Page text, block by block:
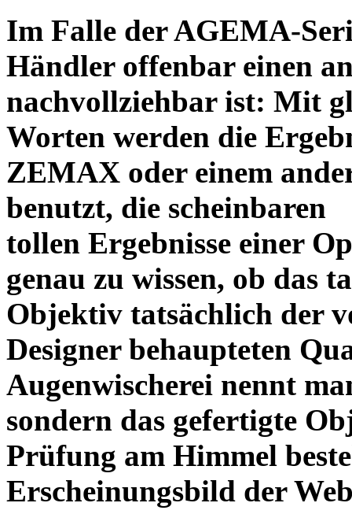
Im Falle der AGEMA-
Händler offenbar einen
nachvollziehbar ist: Mit
Worten werden die
ZEMAX oder einem
benutzt, die scheinbaren
tollen Ergebnisse einer
genau zu wissen, ob das
Objektiv tatsächlich der
Designer behaupteten
Augenwischerei nennt
sondern das gefertigte
Prüfung am Himmel
Erscheinungsbild der